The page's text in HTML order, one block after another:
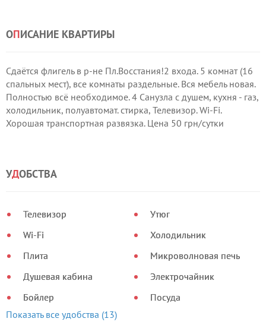
ОПИСАНИЕ КВАРТИРЫ
Сдаётся флигель в р-не Пл.Восстания!2 входа. 5 комнат (16
спальных мест), все комнаты раздельные. Вся мебель новая.
Полностью всё необходимое. 4 Санузла с душем, кухня - газ,
холодильник, полуавтомат. стирка, Телевизор. Wi-Fi.
Хорошая транспортная развязка. Цена 50 грн/сутки
УДОБСТВА
Телевизор
Wi-Fi
Плита
Душевая кабина
Бойлер
Утюг
Холодильник
Микроволновая печь
Электрочайник
Посуда
Показать все удобства (13)